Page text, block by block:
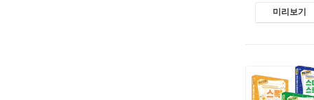
미리보기